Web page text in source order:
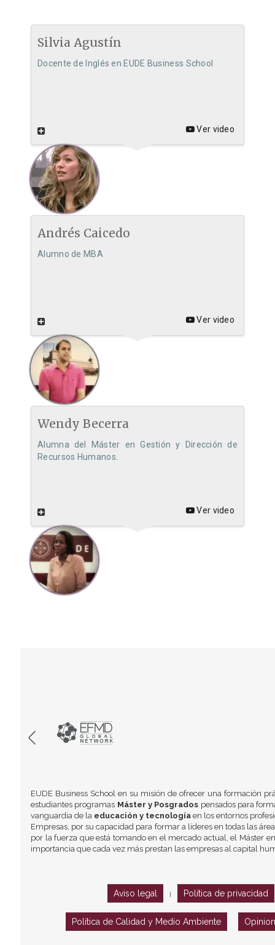
Silvia Agustín
Docente de Inglés en EUDE Business School
Ver video
Andrés Caicedo
Alumno de MBA
Ver video
Wendy Becerra
Alumna del Máster en Gestión y Dirección de
Recursos Humanos.
Ver video
EUDE Business School en su misión de ofrecer una formación
estudiantes programas Máster y Posgrados pensados para
vanguardia de la educación y tecnología en los entornos
Empresas, por su capacidad para formar a líderes en todas las
por la fuerza que está tomando en el mercado actual, el Máster
importancia que cada vez más prestan las empresas al capital
Aviso legal Política de privacidad
Política de Calidad y Medio Ambiente